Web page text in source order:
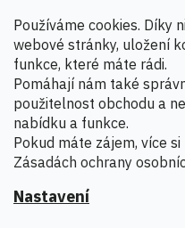
Používáme cookies. Díky
webové stránky, uložení
funkce, které máte rádi.
Pomáhají nám také
použitelnost obchodu a
nabídku a funkce.
Pokud máte zájem, více
Zásadách ochrany
Nastavení
Kontakty
Novinky
VOP pro nakupující podnikatele
VOP Letectví / GT&C
Zpracování osobních údajů
Kamenná prodejna
Copyright 2026
Všechna